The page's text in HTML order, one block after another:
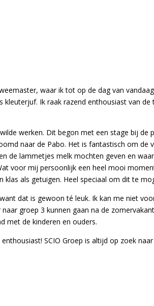
waar ik tot op de dag van
Ik raak razend enthousiast van
werken. Dit begon met een stage bij
naar de Pabo. Het is fantastisch om de
de lammetjes melk mochten geven en
voor mij persoonlijk een heel mooi
als getuigen. Heel speciaal om dit te
dat is gewoon té leuk. Ik kan me niet
groep 3 kunnen gaan na de
met de kinderen en ouders.
SCIO Groep is altijd op zoek